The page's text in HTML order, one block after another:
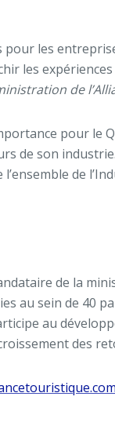
les
les
de
pour le
de son
de
de la
au sein de 40
au
des